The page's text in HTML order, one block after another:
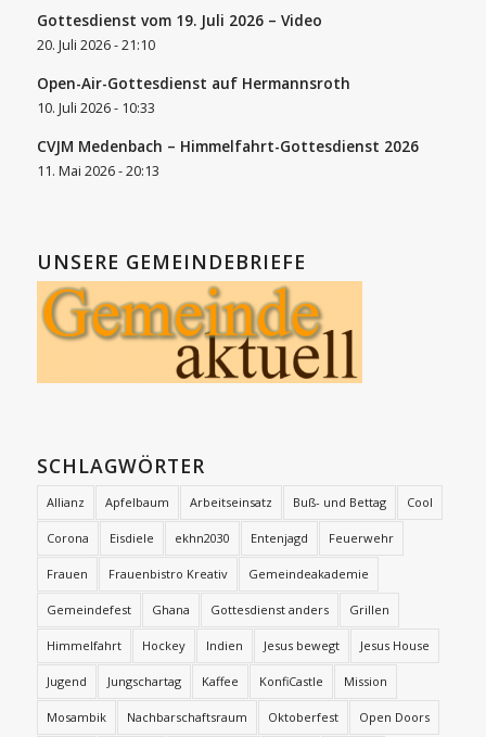
Gottesdienst vom 19. Juli 2026 – Video
20. Juli 2026 - 21:10
Open-Air-Gottesdienst auf Hermannsroth
10. Juli 2026 - 10:33
CVJM Medenbach – Himmelfahrt-Gottesdienst 2026
11. Mai 2026 - 20:13
UNSERE GEMEINDEBRIEFE
SCHLAGWÖRTER
Allianz Apfelbaum Arbeitseinsatz Buß- und Bettag Cool
Corona Eisdiele ekhn2030 Entenjagd Feuerwehr
Frauen Frauenbistro Kreativ Gemeindeakademie
Gemeindefest Ghana Gottesdienst anders Grillen
Himmelfahrt Hockey Indien Jesus bewegt Jesus House
Jugend Jungschartag Kaffee KonfiCastle Mission
Mosambik Nachbarschaftsraum Oktoberfest Open Doors